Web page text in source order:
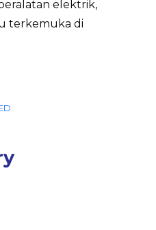
elektrik,
terkemuka di